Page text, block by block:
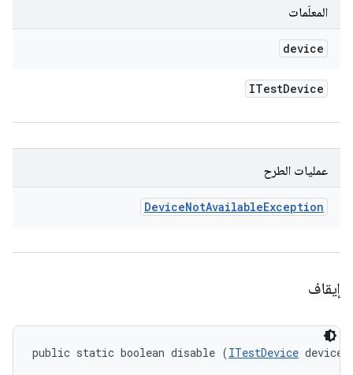
المعلَمات
device
ITestDevice
عمليات الطرح
DeviceNotAvailableException
إيقاف
public static boolean disable (ITestDevice device)